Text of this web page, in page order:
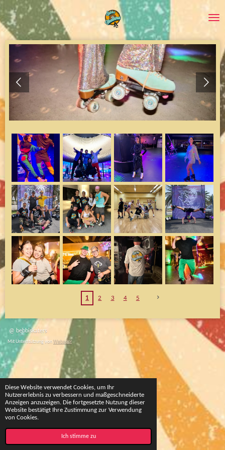
Diese Website verwendet Cookies, um Ihr
Nutzererlebnis zu verbessern und maßgeschneiderte
Anzeigen anzuzeigen. Die fortgesetzte Nutzung dieser
Website bestätigt Ihre Zustimmung zur Verwendung
von Cookies.
Ich stimme zu
Zum
Hauptinhalt
springen
1 2 3 4 5
@ bebbiskaters
Mit Unterstützung vonWebador